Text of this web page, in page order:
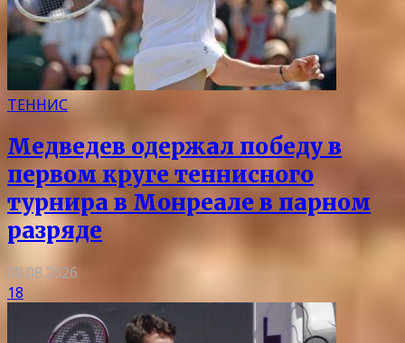
ТЕННИС
Медведев одержал победу в
первом круге теннисного
турнира в Монреале в парном
разряде
08.08.2026
18